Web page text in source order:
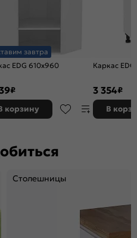
завтра
EDG 610x960
₽
корзину
Каркас
3 354₽
В
Столешницы